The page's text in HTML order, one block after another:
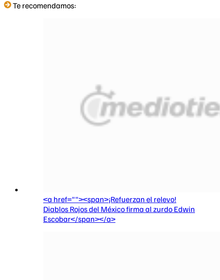
Te recomendamos:
<a href=""><span>¡Refuerzan el relevo!
Diablos Rojos del México firma al zurdo Edwin
Escobar</span></a>